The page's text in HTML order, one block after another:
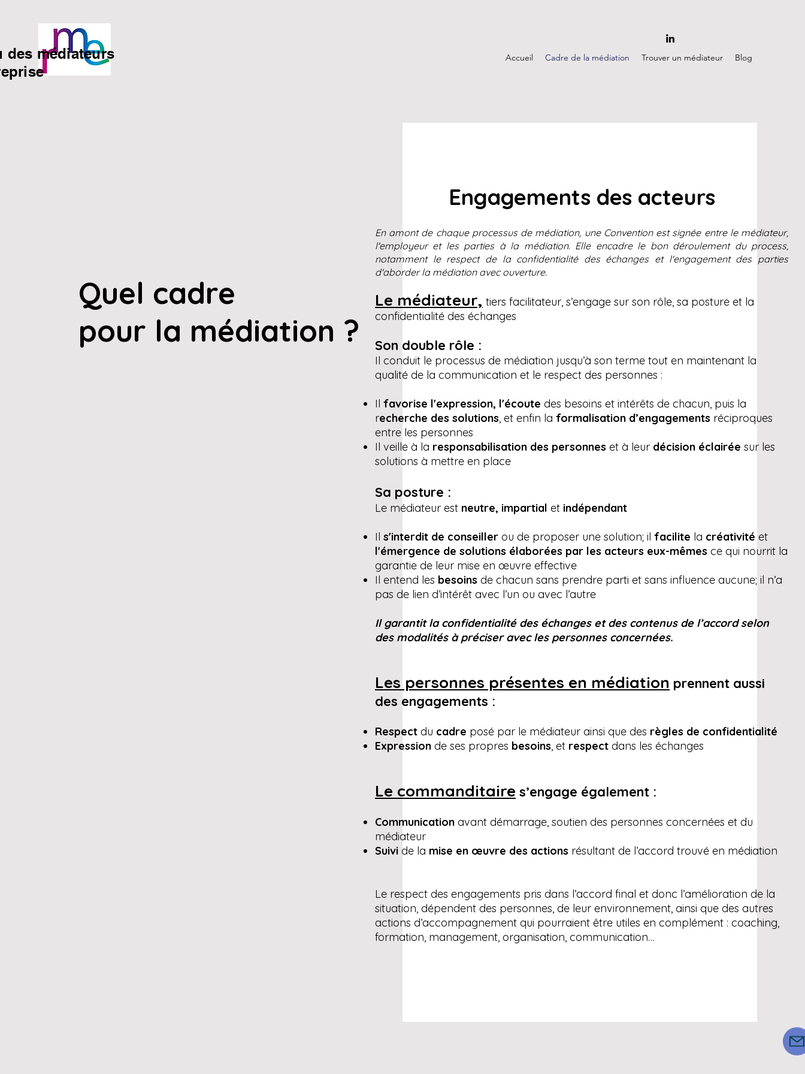
des médiateurs
Accueil Cadre de la médiation Trouver un médiateur Blog
Quel cadre
pour la médiation ?
Engagements des acteurs
En amont de chaque processus de médiation, une Convention est signée entre le médiateur,
l'employeur et les parties à la médiation. Elle encadre le bon déroulement du process,
notamment le respect de la confidentialité des échanges et l'engagement des parties
d'aborder la médiation avec ouverture.
Le médiateur, tiers facilitateur, s’engage sur son rôle, sa posture et la
confidentialité des échanges
Son double rôle :
Il conduit le processus de médiation jusqu’à son terme tout en maintenant la
qualité de la communication et le respect des personnes :
Il favorise l'expression, l'écoute des besoins et intérêts de chacun, puis la
recherche des solutions, et enfin la formalisation d’engagements réciproques
entre les personnes
Il veille à la responsabilisation des personnes et à leur décision éclairée sur les
solutions à mettre en place
Sa posture :
Le médiateur est neutre, impartial et indépendant
Il s'interdit de conseiller ou de proposer une solution; il facilite la créativité et
l'émergence de solutions élaborées par les acteurs eux-mêmes ce qui nourrit la
garantie de leur mise en œuvre effective
Il entend les besoins de chacun sans prendre parti et sans influence aucune; il n’a
pas de lien d’intérêt avec l’un ou avec l’autre
Il garantit la confidentialité des échanges et des contenus de l’accord selon
des modalités à préciser avec les personnes concernées.
Les personnes présentes en médiation prennent aussi
des engagements :
Respect du cadre posé par le médiateur ainsi que des règles de confidentialité
Expression de ses propres besoins, et respect dans les échanges
Le commanditaire s’engage également :
Communication avant démarrage, soutien des personnes concernées et du
médiateur
Suivi de la mise en œuvre des actions résultant de l’accord trouvé en médiation
Le respect des engagements pris dans l’accord final et donc l’amélioration de la
situation, dépendent des personnes, de leur environnement, ainsi que des autres
actions d’accompagnement qui pourraient être utiles en complément : coaching,
formation, management, organisation, communication…